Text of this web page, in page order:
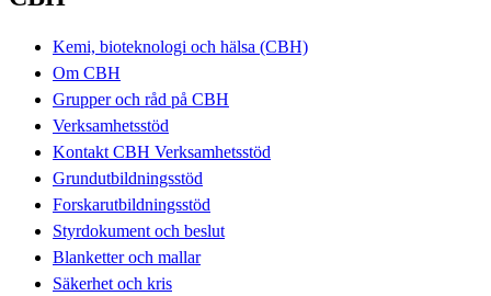
Kemi, bioteknologi och hälsa (CBH)
Om CBH
Grupper och råd på CBH
Verksamhetsstöd
Kontakt CBH Verksamhetsstöd
Grundutbildningsstöd
Forskarutbildningsstöd
Styrdokument och beslut
Blanketter och mallar
Säkerhet och kris